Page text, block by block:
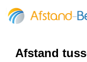
Afstand